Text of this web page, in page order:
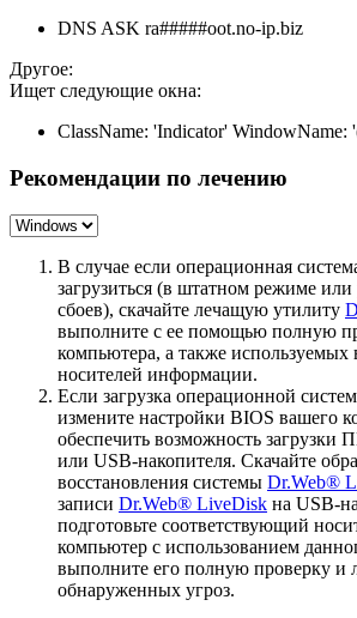
DNS ASK ra#####oot.no-ip.biz
Другое:
Ищет следующие окна:
ClassName: 'Indicator' WindowName:
Рекомендации по лечению
В случае если операционная
загрузиться (в штатном режиме
сбоев), скачайте лечащую утилиту
выполните с ее помощью полную
компьютера, а также
носителей информации.
Если загрузка операционной
измените настройки BIOS вашего
обеспечить возможность загрузки
или USB-накопителя. Скачайте
восстановления системы Dr.Web®
записи Dr.Web® LiveDisk на USB-
подготовьте соответствующий
компьютер с использованием
выполните его полную проверку и
обнаруженных угроз.